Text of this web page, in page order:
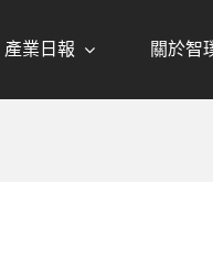
產業日報 關於智